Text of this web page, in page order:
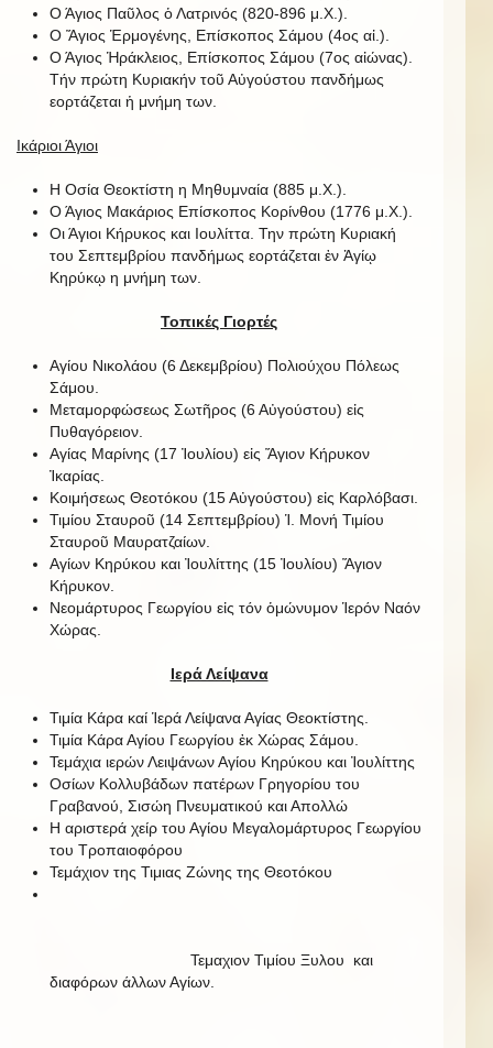
Ο Άγιος Παῦλος ὁ Λατρινός (820-896 μ.Χ.).
Ο Ἅγιος Ἑρμογένης, Επίσκοπος Σάμου (4ος αἰ.).
Ο Άγιος Ἡράκλειος, Επίσκοπος Σάμου (7ος αἰώνας).
Τήν πρώτη Κυριακήν τοῦ Αὐγούστου πανδήμως
εορτάζεται ἡ μνήμη των.
Ικάριοι Άγιοι
Η Οσία Θεοκτίστη η Μηθυμναία (885 μ.Χ.).
Ο Άγιος Μακάριος Επίσκοπος Κορίνθου (1776 μ.Χ.).
Οι Άγιοι Κήρυκος και Ιουλίττα. Την πρώτη Κυριακή
του Σεπτεμβρίου πανδήμως εορτάζεται ἐν Ἁγίῳ
Κηρύκῳ η μνήμη των.
Τοπικές Γιορτές
Αγίου Νικολάου (6 Δεκεμβρίου) Πολιούχου Πόλεως
Σάμου.
Μεταμορφώσεως Σωτῆρος (6 Αὐγούστου) εἰς
Πυθαγόρειον.
Αγίας Μαρίνης (17 Ἰουλίου) εἰς Ἅγιον Κήρυκον
Ἰκαρίας.
Κοιμήσεως Θεοτόκου (15 Αὐγούστου) εἰς Καρλόβασι.
Τιμίου Σταυροῦ (14 Σεπτεμβρίου) Ἱ. Μονή Τιμίου
Σταυροῦ Μαυρατζαίων.
Αγίων Κηρύκου και Ἰουλίττης (15 Ἰουλίου) Ἅγιον
Κήρυκον.
Νεομάρτυρος Γεωργίου εἰς τόν ὁμώνυμον Ἱερόν Ναόν
Χώρας.
Ιερά Λείψανα
Τιμία Κάρα καί Ἱερά Λείψανα Αγίας Θεοκτίστης.
Τιμία Κάρα Αγίου Γεωργίου ἐκ Χώρας Σάμου.
Τεμάχια ιερών Λειψάνων Αγίου Κηρύκου και Ἰουλίττης
Οσίων Κολλυβάδων πατέρων Γρηγορίου του
Γραβανού, Σισώη Πνευματικού και Απολλώ
Η αριστερά χείρ του Αγίου Μεγαλομάρτυρος Γεωργίου
του Τροπαιοφόρου
Τεμάχιον της Τιμιας Ζώνης της Θεοτόκου
Τεμαχιον Τιμίου Ξυλου και
διαφόρων άλλων Αγίων.